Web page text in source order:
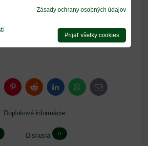
PinterestReddit LinkedInWhatsApp
E-
mail
Doplnkové informácie
Diskusia 0
Zásady ochrany osobných údajov
Prijať všetky cookies